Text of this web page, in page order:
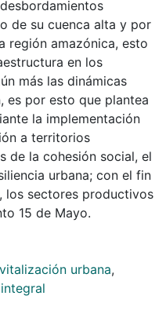
de su cuenca alta y por
región amazónica, esto
en los
más las dinámicas
es por esto que plantea
la implementación
a territorios
de la cohesión social, el
urbana; con el fin
los sectores productivos
15 de Mayo.
urbana,